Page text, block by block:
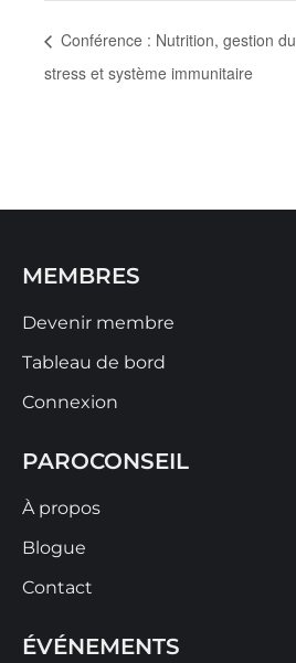
Conférence : Nutrition, gestion du
stress et système immunitaire
MEMBRES
Devenir membre
Tableau de bord
Connexion
PAROCONSEIL
À propos
Blogue
Contact
ÉVÉNEMENTS